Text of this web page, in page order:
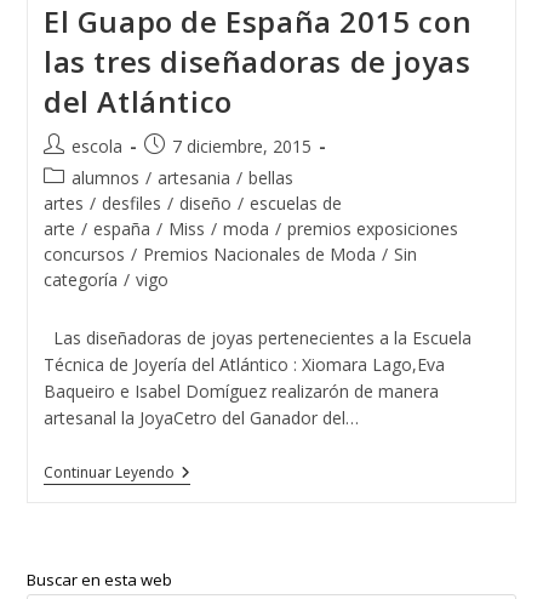
España
Con
Joyas
De
La
Escuela
De
Joyería
Del
Atlántico
El Guapo de España 2015 con
las tres diseñadoras de joyas
del Atlántico
Autor
de
la
entrada:
escola
Publicación
de
la
entrada:
7 diciembre, 2015
Categoría
de
la
entrada:
alumnos / artesania / bellas
artes / desfiles / diseño / escuelas de
arte / españa / Miss / moda / premios exposiciones
concursos / Premios Nacionales de Moda / Sin
categoría / vigo
Las diseñadoras de joyas pertenecientes a la Escuela
Técnica de Joyería del Atlántico : Xiomara Lago,Eva
Baqueiro e Isabel Domíguez realizarón de manera
artesanal la JoyaCetro del Ganador del…
Continuar LeyendoEl
Guapo
Las
Buscar en esta web